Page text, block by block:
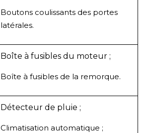
Boutons coulissants des portes
latérales.
Boîte à fusibles du moteur ;
Boîte à fusibles de la remorque.
Détecteur de pluie ;
Climatisation automatique ;